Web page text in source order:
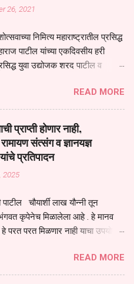
26, 2021
निमित्य महाराष्ट्रातील प्रसिद्ध
पाटील यांच्या एकदिवसीय हरी
युवा उद्योजक शरद पाटील व
देव करुनी घ्यावा* *तेणे विन जिवा सुख
आदी अंती अवसान* या अभंगावर
जातीच्या परीक्षेचा काळ आहे
आहेत कोरोना सारख्या महामारीत आपंण
असेल तर धार्मीक विचाराचा
काळात वारकरी सप्रदायच खूप मोठा
अवस्था सक्षम असणे गरजेचे आहे
नामसाधना ही त्याच्यासाठी खूप
करण्याचा आळस आ...
READ MORE
प्राप्ती होणार नाही,
संत्संग व ज्ञानयज्ञ
प्रतिपादन
2025
पाटील चौयार्शी लाख यौन्नी तून
कृपेनेच मिळालेला आहे . हे मानव
परत मिळणार नाही याचा उपयोग
मनुष्य जन्म मिळतो . . परतू
असेल तर तुम्हाला स्वर्गातील देवत्व
READ MORE